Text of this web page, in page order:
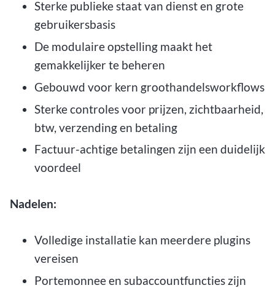
Sterke publieke staat van dienst en grote
gebruikersbasis
De modulaire opstelling maakt het
gemakkelijker te beheren
Gebouwd voor kern groothandelsworkflows
Sterke controles voor prijzen, zichtbaarheid,
btw, verzending en betaling
Factuur-achtige betalingen zijn een duidelijk
voordeel
Nadelen:
Volledige installatie kan meerdere plugins
vereisen
Portemonnee en subaccountfuncties zijn